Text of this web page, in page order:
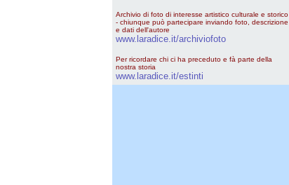
Archivio di foto di interesse artistico culturale e storico
- chiunque può partecipare inviando foto, descrizione
e dati dell'autore
www.laradice.it/archiviofoto
Per ricordare chi ci ha preceduto e fà parte della
nostra storia
www.laradice.it/estinti